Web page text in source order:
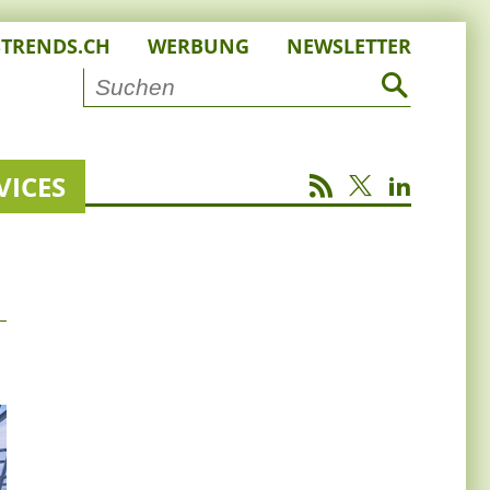
WERBUNG NEWSLETTER